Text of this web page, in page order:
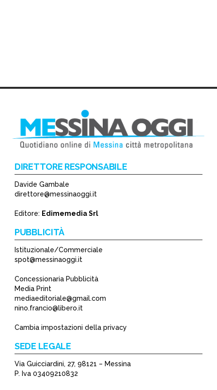
DIRETTORE RESPONSABILE
Davide Gambale
direttore@messinaoggi.it
Editore: Edimemedia Srl
PUBBLICITÀ
Istituzionale/Commerciale
spot@messinaoggi.it
Concessionaria Pubblicità
Media Print
mediaeditoriale@gmail.com
nino.francio@libero.it
Cambia impostazioni della privacy
SEDE LEGALE
Via Guicciardini, 27, 98121 – Messina
P. Iva 03409210832